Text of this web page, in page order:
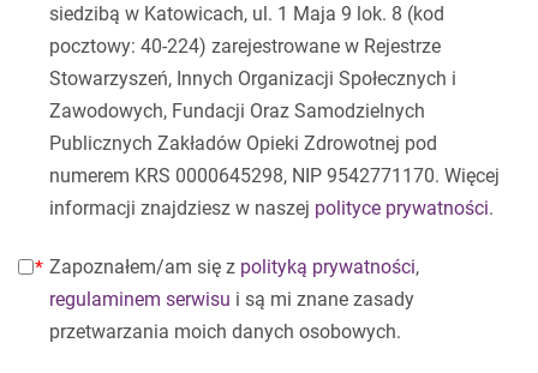
siedzibą w Katowicach, ul. 1 Maja 9 lok. 8 (kod
pocztowy: 40-224) zarejestrowane w Rejestrze
Stowarzyszeń, Innych Organizacji Społecznych i
Zawodowych, Fundacji Oraz Samodzielnych
Publicznych Zakładów Opieki Zdrowotnej pod
numerem KRS 0000645298, NIP 9542771170. Więcej
informacji znajdziesz w naszej polityce prywatności.
Zapoznałem/am się z polityką prywatności,
regulaminem serwisu i są mi znane zasady
przetwarzania moich danych osobowych.